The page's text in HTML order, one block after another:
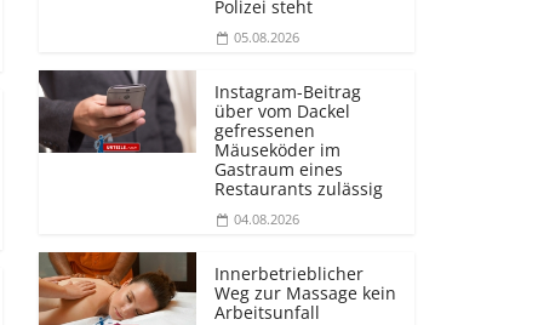
Polizei steht
05.08.2026
Instagram-Beitrag
über vom Dackel
gefressenen
Mäuseköder im
Gastraum eines
Restaurants zulässig
04.08.2026
Innerbetrieblicher
Weg zur Massage kein
Arbeitsunfall